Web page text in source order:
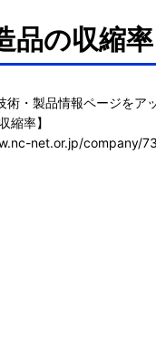
品の収縮率
術・製品情報ページをア
net.or.jp/company/